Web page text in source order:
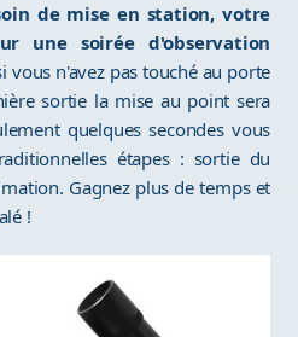
de mise en station, votre
une soirée d'observation
vous n'avez pas touché au porte
sortie la mise au point sera
quelques secondes vous
étapes : sortie du
Gagnez plus de temps et
!